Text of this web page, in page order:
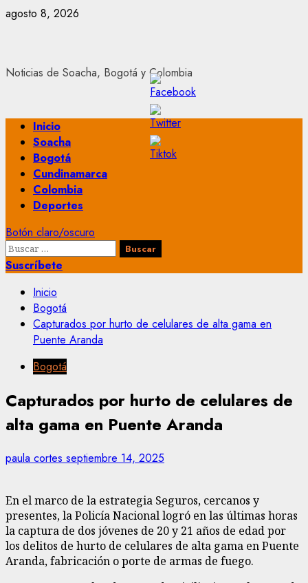
Saltar
agosto 8, 2026
Noticias de Soacha, Bogotá y Colombia
Menú
principal
Inicio
Soacha
Bogotá
Cundinamarca
Colombia
Deportes
Botón claro/oscuro
Buscar:
Suscríbete
Inicio
Bogotá
Capturados por hurto de celulares de alta gama en
Puente Aranda
Bogotá
Capturados por hurto de celulares de
alta gama en Puente Aranda
paula cortes septiembre 14, 2025
En el marco de la estrategia Seguros, cercanos y
presentes, la Policía Nacional logró en las últimas horas
la captura de dos jóvenes de 20 y 21 años de edad por
los delitos de hurto de celulares de alta gama en Puente
Aranda, fabricación o porte de armas de fuego.